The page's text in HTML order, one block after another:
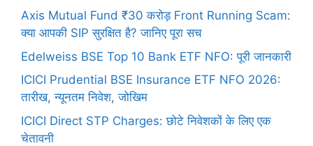
Axis Mutual Fund ₹30 करोड़ Front Running Scam:
क्या आपकी SIP सुरक्षित है? जानिए पूरा सच
Edelweiss BSE Top 10 Bank ETF NFO: पूरी जानकारी
ICICI Prudential BSE Insurance ETF NFO 2026:
तारीख, न्यूनतम निवेश, जोखिम
ICICI Direct STP Charges: छोटे निवेशकों के लिए एक
चेतावनी